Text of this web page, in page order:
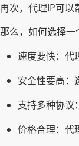
再次，代理IP可以
那么，如何选择一
速度要快：代
安全性要高：
支持多种协议
价格合理：代